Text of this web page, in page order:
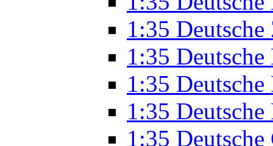
1:35
1:35
1:35
1:35
1:35